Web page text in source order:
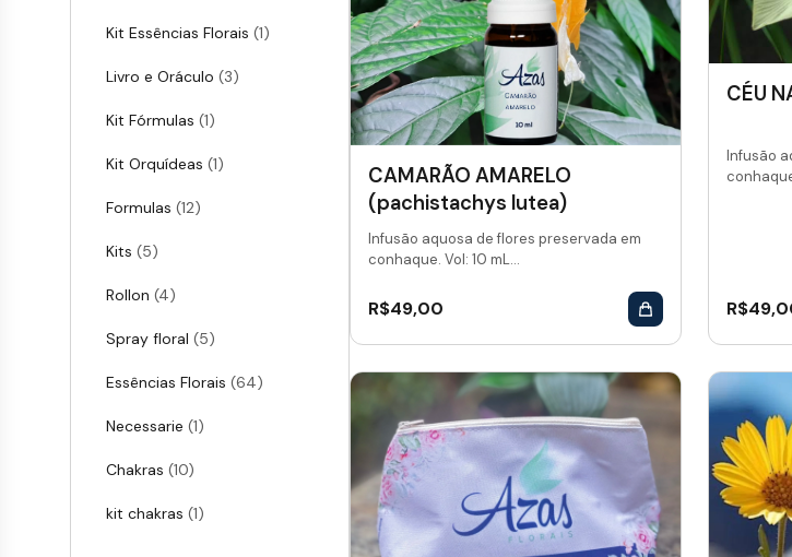
Kit Essências Florais (1)
Livro e Oráculo (3)
Kit Fórmulas (1)
Kit Orquídeas (1)
Formulas (12)
Kits (5)
Rollon (4)
Spray floral (5)
Essências Florais (64)
Necessarie (1)
Chakras (10)
kit chakras (1)
CAMARÃO AMARELO
(pachistachys lutea)
Infusão aquosa de flores preservada em
conhaque. Vol: 10 mL...
R$49,00
CÉU
Infusão
R$